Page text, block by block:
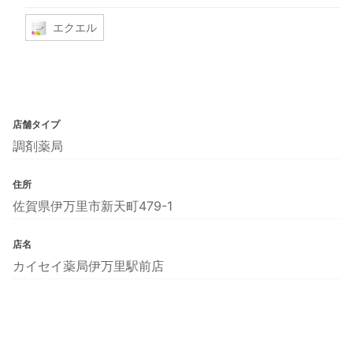
エクエル
店舗タイプ
調剤薬局
住所
佐賀県伊万里市新天町479-1
店名
カイセイ薬局伊万里駅前店